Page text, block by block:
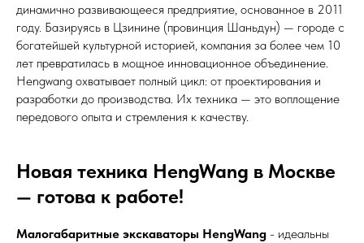
динамично развивающееся предприятие, основанное в 2011
году. Базируясь в Цзинине (провинция Шаньдун) — городе с
богатейшей культурной историей, компания за более чем 10
лет превратилась в мощное инновационное объединение.
Hengwang охватывает полный цикл: от проектирования и
разработки до производства. Их техника — это воплощение
передового опыта и стремления к качеству.
Новая техника HengWang в Москве
— готова к работе!
Малогабаритные экскаваторы HengWang - идеальны